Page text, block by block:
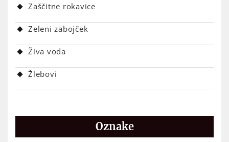
Zaščitne rokavice
Zeleni zabojček
Živa voda
Žlebovi
Oznake